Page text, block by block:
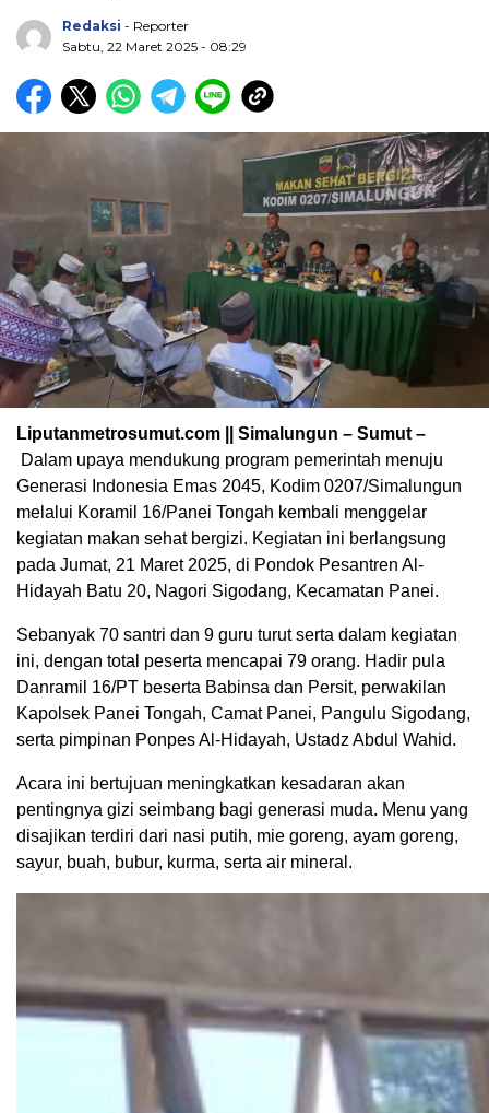
Redaksi - Reporter
Sabtu, 22 Maret 2025 - 08:29
Liputanmetrosumut.com || Simalungun – Sumut –
Dalam upaya mendukung program pemerintah menuju
Generasi Indonesia Emas 2045, Kodim 0207/Simalungun
melalui Koramil 16/Panei Tongah kembali menggelar
kegiatan makan sehat bergizi. Kegiatan ini berlangsung
pada Jumat, 21 Maret 2025, di Pondok Pesantren Al-
Hidayah Batu 20, Nagori Sigodang, Kecamatan Panei.
Sebanyak 70 santri dan 9 guru turut serta dalam kegiatan
ini, dengan total peserta mencapai 79 orang. Hadir pula
Danramil 16/PT beserta Babinsa dan Persit, perwakilan
Kapolsek Panei Tongah, Camat Panei, Pangulu Sigodang,
serta pimpinan Ponpes Al-Hidayah, Ustadz Abdul Wahid.
Acara ini bertujuan meningkatkan kesadaran akan
pentingnya gizi seimbang bagi generasi muda. Menu yang
disajikan terdiri dari nasi putih, mie goreng, ayam goreng,
sayur, buah, bubur, kurma, serta air mineral.